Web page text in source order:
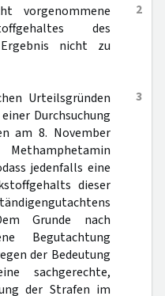
2
vorgenommene
des
nicht zu
3
Urteilsgründen
Durchsuchung
am 8. November
jedenfalls eine
dieser
Grunde nach
Begutachtung
der Bedeutung
sachgerechte,
der Strafen im